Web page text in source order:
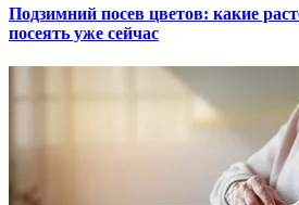
Подзимний посев цветов: какие
посеять уже сейчас